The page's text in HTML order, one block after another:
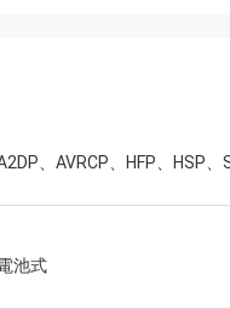
、AVRCP、HFP、HSP、
池式